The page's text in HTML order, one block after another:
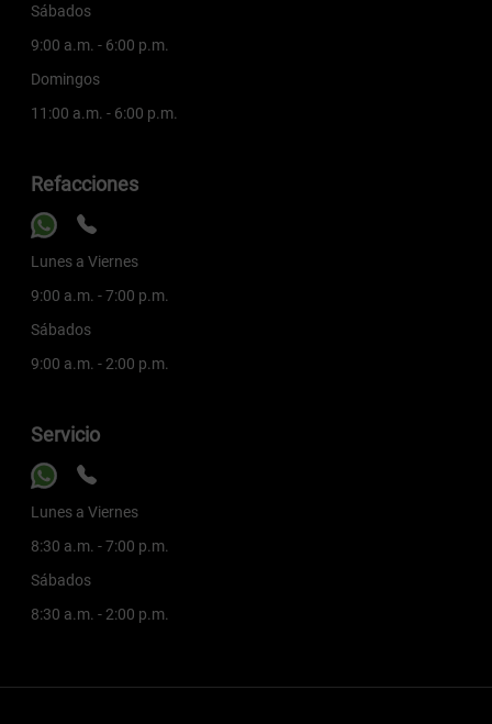
Sábados
9:00 a.m. - 6:00 p.m.
Domingos
11:00 a.m. - 6:00 p.m.
Refacciones
Lunes a Viernes
9:00 a.m. - 7:00 p.m.
Sábados
9:00 a.m. - 2:00 p.m.
Servicio
Lunes a Viernes
8:30 a.m. - 7:00 p.m.
Sábados
8:30 a.m. - 2:00 p.m.